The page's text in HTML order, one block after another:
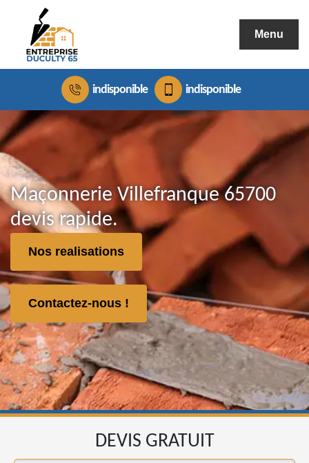
Menu
indisponible indisponible
Maçonnerie Villefranque 65700
devis rapide.
Nos realisations
Contactez-nous !
DEVIS GRATUIT